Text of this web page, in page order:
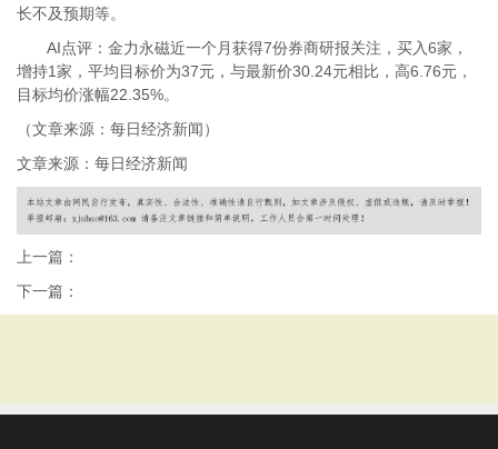
长不及预期等。
AI点评：金力永磁近一个月获得7份券商研报关注，买入6家，
增持1家，平均目标价为37元，与最新价30.24元相比，高6.76元，
目标均价涨幅22.35%。
（文章来源：每日经济新闻）
文章来源：每日经济新闻
上一篇：
下一篇：